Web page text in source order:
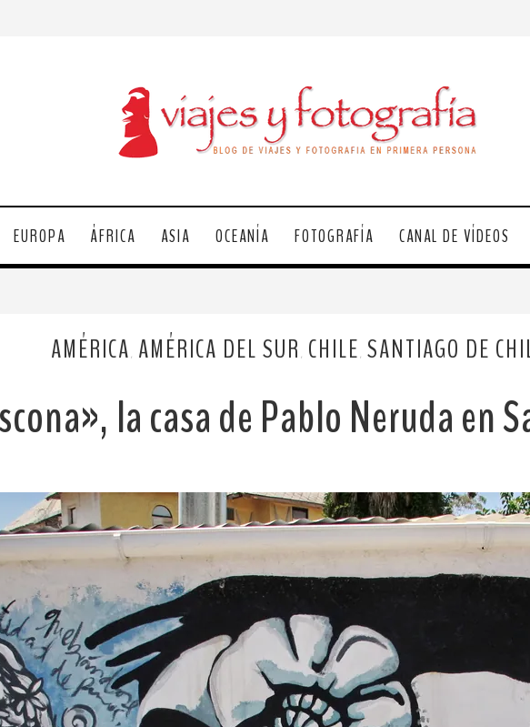
EUROPA ÁFRICA ASIA OCEANÍA FOTOGRAFÍA CANAL DE VÍDEOS
AMÉRICA AMÉRICA DEL SUR CHILE SANTIAGO DE
la casa de Pablo Neruda en